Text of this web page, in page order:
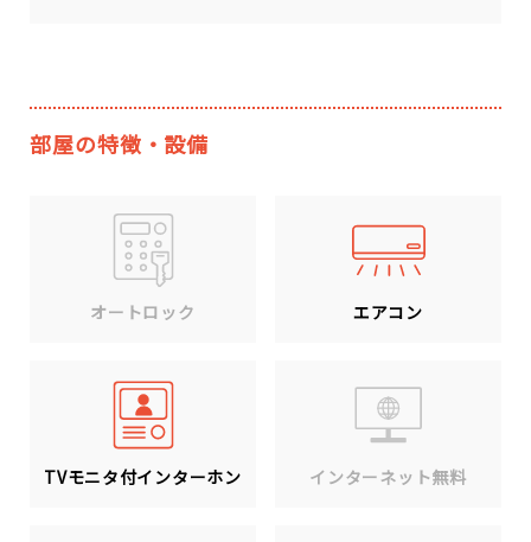
部屋の特徴・設備
オートロック エアコン
TVモニタ付インターホン インターネット無料